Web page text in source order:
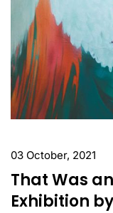
03 October, 2021
That Was
Exhibition